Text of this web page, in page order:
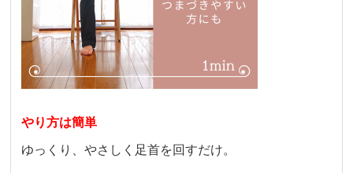
やり方は簡単
ゆっくり、やさしく足首を回すだけ。